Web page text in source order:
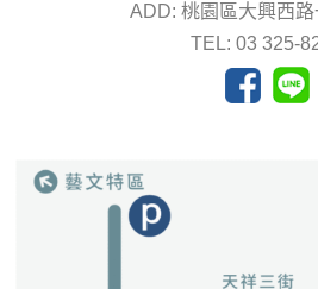
ADD: 桃園區大興西
TEL: 03 325-